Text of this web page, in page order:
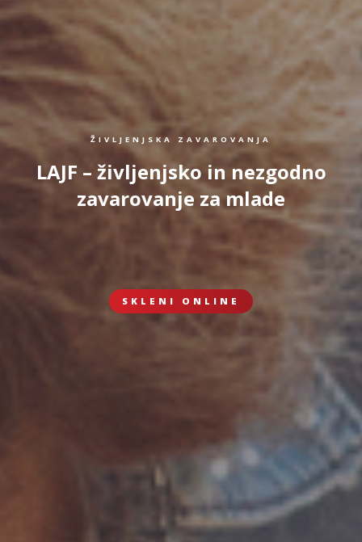
ŽIVLJENJSKA ZAVAROVANJA
LAJF – življenjsko in nezgodno
zavarovanje za mlade
SKLENI ONLINE